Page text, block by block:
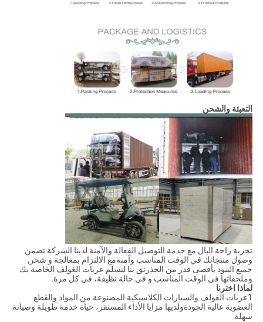
التعبئة والشحن
تجربة راحة البال مع خدمة التوصيل الفعالة والآمنة لدينا الشركة تضمن
وصول منتجاتك في الوقت المناسب وآمنةمع الالتزام بمعالجة و شحن
جميع البنود بأقصى قدر من الحذرثق بنا لنسلم عربات الغولف الخاصة بك
وملحقاتها في الوقت المناسب و في حالة نظيفة، في كل مرة.
لماذا اخترنا
1عربات الغولف والسيارات الكلاسيكية المصنوعة من المواد والقطع
العضوية عالية الجودةولديها مزايا الأداء المستقر، حياة خدمة طويلة وصيانة
سهلة